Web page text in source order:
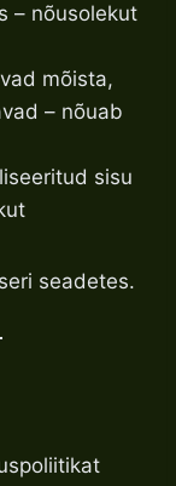
– nõusolekut
mõista,
– nõuab
sisu
seadetes.